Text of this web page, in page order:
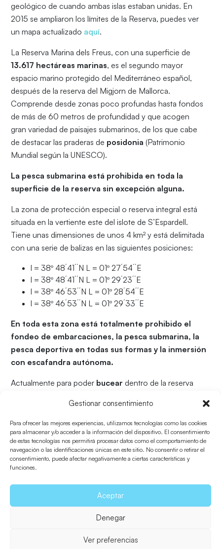
Gestionar consentimiento
Para ofrecer las mejores experiencias, utilizamos tecnologías como las cookies
para almacenar y/o acceder a la información del dispositivo. El consentimiento
de estas tecnologías nos permitirá procesar datos como el comportamiento de
navegación o las identificaciones únicas en este sitio. No consentir o retirar el
consentimiento, puede afectar negativamente a ciertas características y
funciones.
Aceptar
Denegar
Ver preferencias
geológico de cuando ambas islas estaban unidas. En
2015 se ampliaron los límites de la Reserva, puedes ver
un mapa actualizado aquí.
La Reserva Marina dels Freus, con una superficie de
13.617 hectáreas marinas, es el segundo mayor
espacio marino protegido del Mediterráneo español,
después de la reserva del Migjorn de Mallorca.
Comprende desde zonas poco profundas hasta fondos
de más de 60 metros de profundidad y que acogen
gran variedad de paisajes submarinos, de los que cabe
de destacar las praderas de posidonia(Patrimonio
Mundial según la UNESCO).
La pesca submarina está prohibida en toda la
superficie de la reserva sin excepción alguna.
La zona de protección especial o reserva integral está
situada en la vertiente este del islote de S’Espardell.
Tiene unas dimensiones de unos 4 km² y está delimitada
con una serie de balizas en las siguientes posiciones:
l = 38º 48´41´´N L = 01º 27´54´´E
l = 38º 48´41´´N L = 01º 29´23´´E
l = 38º 46´53´´N L = 01º 28´54´´E
l = 38º 46´53´´N L = 01º 29´33´´E
En toda esta zona está totalmente prohibido el
fondeo de embarcaciones, la pesca submarina, la
pesca deportiva en todas sus formas y la inmersión
con escafandra autónoma.
Actualmente para poder bucear dentro de la reserva
la Consejería de Agricultura y Pesca (teléfono
971176100). Más informaciónaquí.
Para obtener información sobrelicencias de pesca
puede llamar al 971321087 (ext 3410) o vía mail
pesca@conselldeformentera.cat
Volver a Flora y fauna